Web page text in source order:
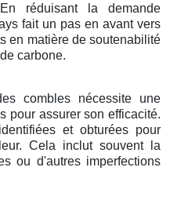
réduisant la demande
fait un pas en avant vers
en matière de soutenabilité
carbone.
combles nécessite une
pour assurer son efficacité.
et obturées pour
Cela inclut souvent la
ou d'autres imperfections